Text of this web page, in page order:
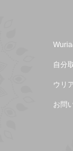
自分
ウリ
お問